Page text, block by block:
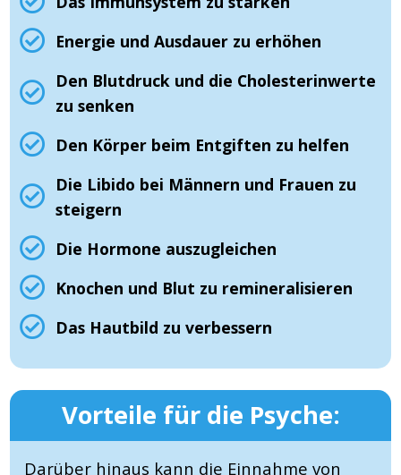
Energie und Ausdauer zu erhöhen
Den Blutdruck und die Cholesterinwerte
zu senken
Den Körper beim Entgiften zu helfen
Die Libido bei Männern und Frauen zu
steigern
Die Hormone auszugleichen
Knochen und Blut zu remineralisieren
Das Hautbild zu verbessern
Vorteile für die Psyche:
Darüber hinaus kann die Einnahme von